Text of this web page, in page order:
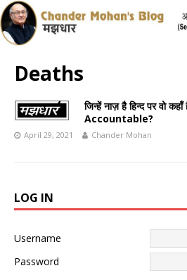
Deaths
जिन्हें नाज़ है हिन्द पर वो
Accountable?
April 29, 2021 Chander Mohan
LOG IN
Username
Password